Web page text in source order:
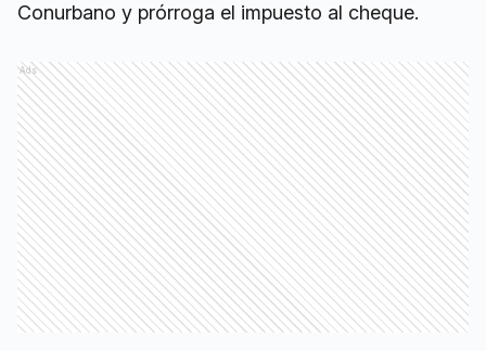
Conurbano y prórroga el impuesto al cheque.
Ads